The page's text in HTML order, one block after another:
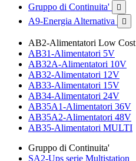
Gruppo di Continuita'

A9-Energia Alternativa 
AB2-Alimentatori Low Cost
AB31-Alimentatori 5V
AB32A-Alimentatori 10V
AB32-Alimentatori 12V
AB33-Alimentatori 15V
AB34-Alimentatori 24V
AB35A1-Alimentatori 36V
AB35A2-Alimentatori 48V
AB35-Alimentatori MULTI
Gruppo di Continuita'
SA2-Ups serie Multistation